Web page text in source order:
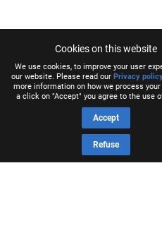
Cookies on this website
We use cookies, to improve your user
our website. Please read our Privacy
more information on how we process
a click on "Accept" you agree to the use
Accept
Refuse